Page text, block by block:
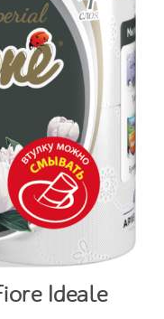
Ideale